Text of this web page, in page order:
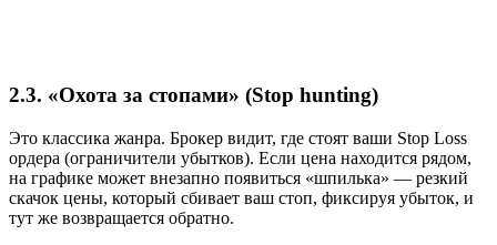
2.3. «Охота за стопами» (Stop hunting)
Это классика жанра. Брокер видит, где стоят ваши Stop Loss
ордера (ограничители убытков). Если цена находится рядом,
на графике может внезапно появиться «шпилька» — резкий
скачок цены, который сбивает ваш стоп, фиксируя убыток, и
тут же возвращается обратно.